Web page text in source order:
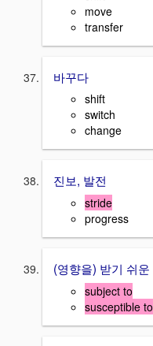
move
transfer
바꾸다
shift
switch
change
진보, 발전
stride
progress
(영향을) 받기 쉬운
subject to
susceptible to